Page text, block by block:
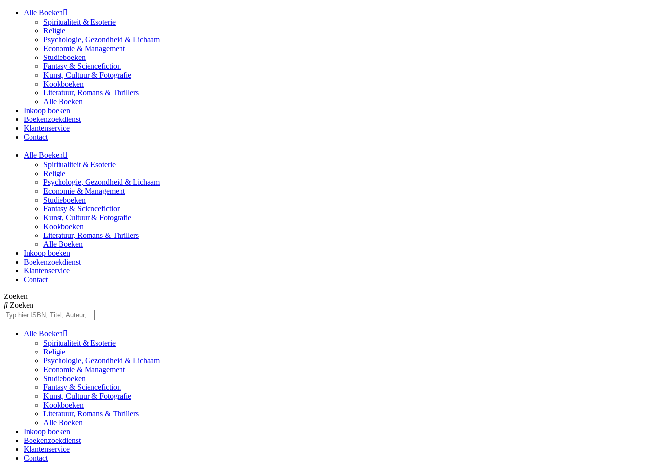
Alle Boeken
Spiritualiteit & Esoterie
Religie
Psychologie, Gezondheid & Lichaam
Economie & Management
Studieboeken
Fantasy & Sciencefiction
Kunst, Cultuur & Fotografie
Kookboeken
Literatuur, Romans & Thrillers
Alle Boeken
Inkoop boeken
Boekenzoekdienst
Klantenservice
Contact
Alle Boeken
Spiritualiteit & Esoterie
Religie
Psychologie, Gezondheid & Lichaam
Economie & Management
Studieboeken
Fantasy & Sciencefiction
Kunst, Cultuur & Fotografie
Kookboeken
Literatuur, Romans & Thrillers
Alle Boeken
Inkoop boeken
Boekenzoekdienst
Klantenservice
Contact
Zoeken
Zoeken
Alle Boeken
Spiritualiteit & Esoterie
Religie
Psychologie, Gezondheid & Lichaam
Economie & Management
Studieboeken
Fantasy & Sciencefiction
Kunst, Cultuur & Fotografie
Kookboeken
Literatuur, Romans & Thrillers
Alle Boeken
Inkoop boeken
Boekenzoekdienst
Klantenservice
Contact